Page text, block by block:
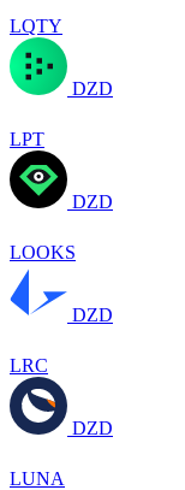
LQTY
DZD
LPT
DZD
LOOKS
DZD
LRC
DZD
LUNA